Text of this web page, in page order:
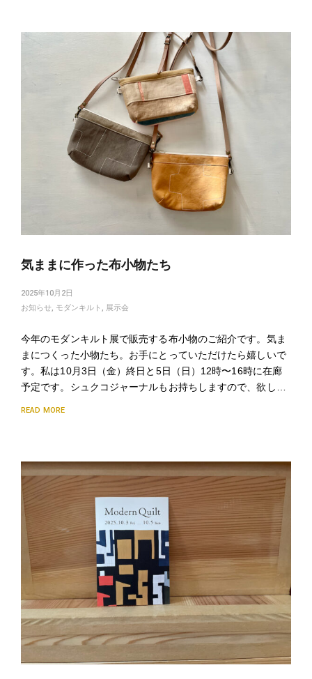
気ままに作った布小物たち
2025年10月2日
お知らせ, モダンキルト , 展示会
今年のモダンキルト展で販売する布小物のご紹介です。気ま
まにつくった小物たち。お手にとっていただけたら嬉しいで
す。私は10月3日（金）終日と5日（日）12時〜16時に在廊
予定です。シュクコジャーナルもお持ちしますので、欲し…
READ MORE